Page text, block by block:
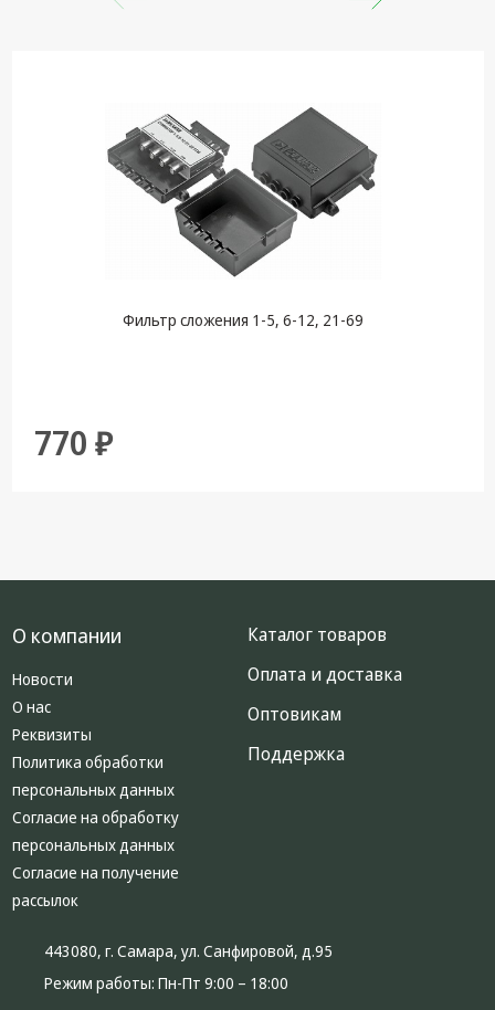
Фильтр сложения 1-5, 6-12, 21-69
770 ₽
О компании
Новости
О нас
Реквизиты
Политика обработки
персональных данных
Согласие на обработку
персональных данных
Согласие на получение
рассылок
Каталог товаров
Оплата и доставка
Оптовикам
Поддержка
443080, г. Самара, ул. Санфировой, д.95
Режим работы: Пн-Пт 9:00 – 18:00